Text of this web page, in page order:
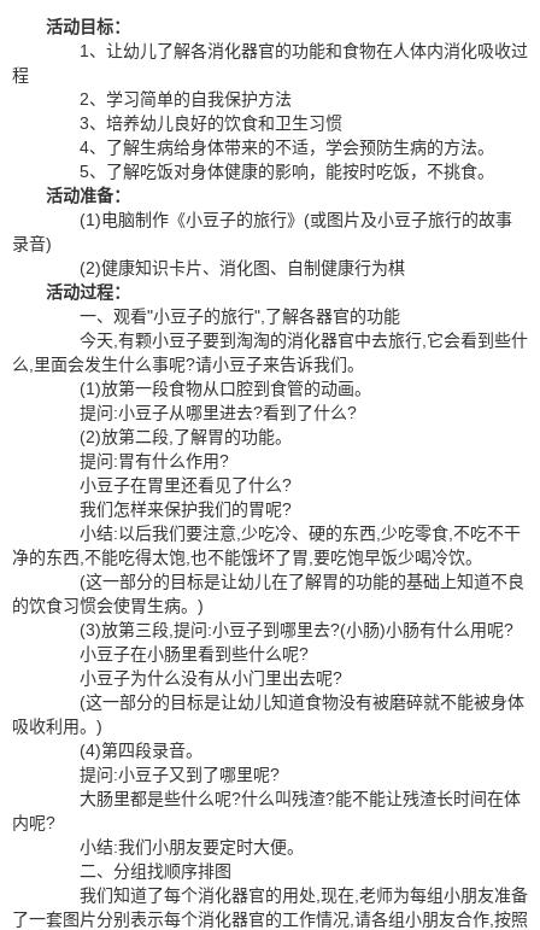
活动目标：
1、让幼儿了解各消化器官的功能和食物在人体内消化吸收过
程
2、学习简单的自我保护方法
3、培养幼儿良好的饮食和卫生习惯
4、了解生病给身体带来的不适，学会预防生病的方法。
5、了解吃饭对身体健康的影响，能按时吃饭，不挑食。
活动准备：
(1)电脑制作《小豆子的旅行》(或图片及小豆子旅行的故事
录音)
(2)健康知识卡片、消化图、自制健康行为棋
活动过程：
一、观看"小豆子的旅行",了解各器官的功能
今天,有颗小豆子要到淘淘的消化器官中去旅行,它会看到些什
么,里面会发生什么事呢?请小豆子来告诉我们。
(1)放第一段食物从口腔到食管的动画。
提问:小豆子从哪里进去?看到了什么?
(2)放第二段,了解胃的功能。
提问:胃有什么作用?
小豆子在胃里还看见了什么?
我们怎样来保护我们的胃呢?
小结:以后我们要注意,少吃冷、硬的东西,少吃零食,不吃不干
净的东西,不能吃得太饱,也不能饿坏了胃,要吃饱早饭少喝冷饮。
(这一部分的目标是让幼儿在了解胃的功能的基础上知道不良
的饮食习惯会使胃生病。)
(3)放第三段,提问:小豆子到哪里去?(小肠)小肠有什么用呢?
小豆子在小肠里看到些什么呢?
小豆子为什么没有从小门里出去呢?
(这一部分的目标是让幼儿知道食物没有被磨碎就不能被身体
吸收利用。)
(4)第四段录音。
提问:小豆子又到了哪里呢?
大肠里都是些什么呢?什么叫残渣?能不能让残渣长时间在体
内呢?
小结:我们小朋友要定时大便。
二、分组找顺序排图
我们知道了每个消化器官的用处,现在,老师为每组小朋友准备
了一套图片分别表示每个消化器官的工作情况,请各组小朋友合作,按照